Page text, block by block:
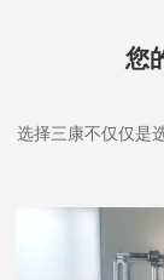
您
选择三康不仅仅是